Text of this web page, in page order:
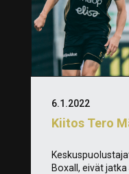
Kiitos Tero
6.1.2022
Boxall, eivät